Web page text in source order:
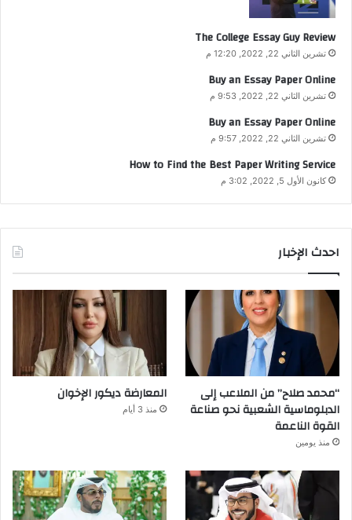
The College Essay Guy Review
تشرين الثاني 22, 2022, 12:20 م
Buy an Essay Paper Online
تشرين الثاني 22, 2022, 9:53 م
Buy an Essay Paper Online
تشرين الثاني 22, 2022, 9:57 م
How to Find the Best Paper Writing Service
كانون الأول 5, 2022, 3:02 م
احدث الإخبار
“محمد صلاح” من الملاعب إلى
الدبلوماسية الشعبية نحو صناعة
القوة الناعمة
منذ يومين
المعارضة ديكور الإخوان
منذ 3 أيام